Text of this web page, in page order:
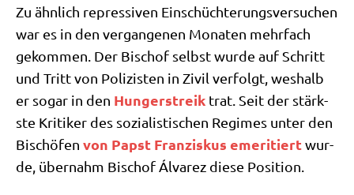
Zu ähn­lich repres­si­ven Ein­schüch­te­rungs­ver­su­chen
war es in den ver­gan­ge­nen Mona­ten mehr­fach
gekom­men. Der Bischof selbst wur­de auf Schritt
und Tritt von Poli­zi­sten in Zivil ver­folgt, wes­halb
er sogar in den Hun­ger­streik trat. Seit der stärk­
ste Kri­ti­ker des sozia­li­sti­schen Regimes unter den
Bischö­fen von Papst Fran­zis­kus eme­ri­tiertwur­
de, über­nahm Bischof Álva­rez die­se Position.